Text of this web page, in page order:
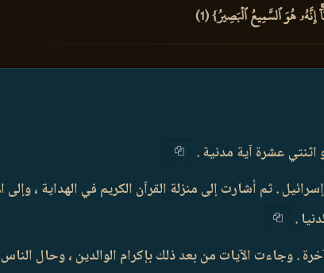
هُوَ ٱلسَّمِيعُ ٱلۡبَصِيرُ} (1)
اثنتي عشرة آية مدنية .
. ثم أشارت إلى منزلة القرآن الكريم في الهداية ، وإلى
.
. وجاءت الآيات من بعد ذلك بإكرام الوالدين ، وحال